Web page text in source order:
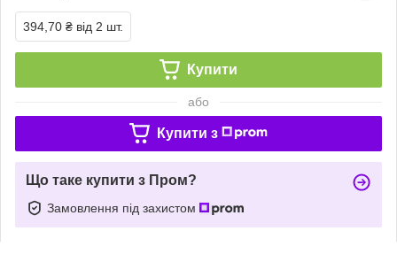
394,70 ₴ від 2 шт.
Купити
або
Купити з
Що таке купити з Пром?
Замовлення під захистом